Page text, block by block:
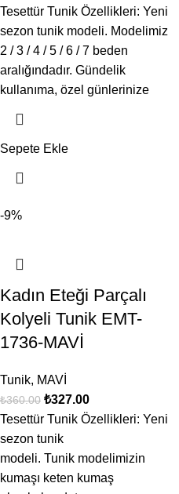
Tesettür Tunik Özellikleri: Yeni
sezon tunik modeli. Modelimiz
2 / 3 / 4 / 5 / 6 / 7 beden
aralığındadır. Gündelik
kullanıma, özel günlerinize
Sepete Ekle
-9%
Kadın Eteği Parçalı
Kolyeli Tunik EMT-
1736-MAVİ
Tunik, MAVİ
₺360.00 ₺327.00
Tesettür Tunik Özellikleri: Yeni
sezon tunik
modeli. Tunik modelimizin
kumaşı keten kumaş